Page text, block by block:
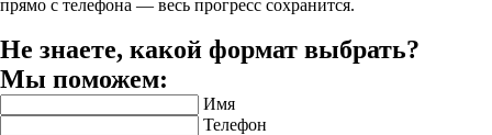
прямо с телефона — весь прогресс сохранится.
Не знаете, какой формат выбрать?
Мы поможем:
Имя
Телефон